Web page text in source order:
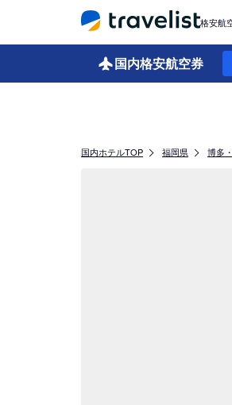
格安航
国内格安航空券
国内ホテルTOP 福岡県 博多